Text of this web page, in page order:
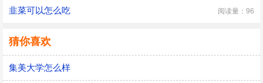
韭菜可以怎么吃 阅读量：96
猜你喜欢
集美大学怎么样